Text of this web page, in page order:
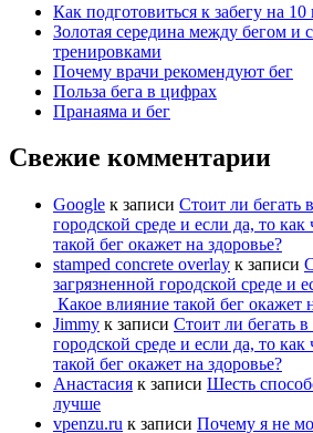
Как подготовиться к забегу на 10
Золотая середина между бегом и
тренировками
Почему врачи рекомендуют бег
Польза бега в цифрах
Пранаяма и бег
Свежие комментарии
Google к записи Стоит ли бегать
городской среде и если да, то
такой бег окажет на здоровье?
stamped concrete overlay к записи
загрязненной городской среде и
Какое влияние такой бег окажет
Jimmy к записи Стоит ли бегать в
городской среде и если да, то
такой бег окажет на здоровье?
Анастасия к записи Шесть
лучше
vpenzu.ru к записи Почему я не